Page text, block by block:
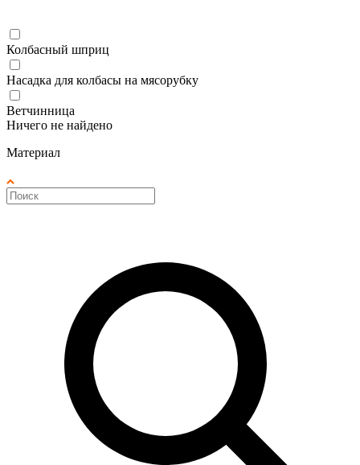
Колбасный шприц
Насадка для колбасы на мясорубку
Ветчинница
Ничего не найдено
Материал